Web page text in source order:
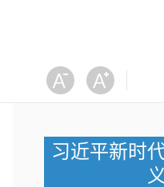
习近平新时